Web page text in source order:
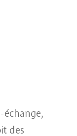
échange,
des